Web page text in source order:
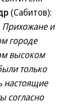
(Сабитов):
Прихожане и
городе
высоком
только
настоящие
согласно